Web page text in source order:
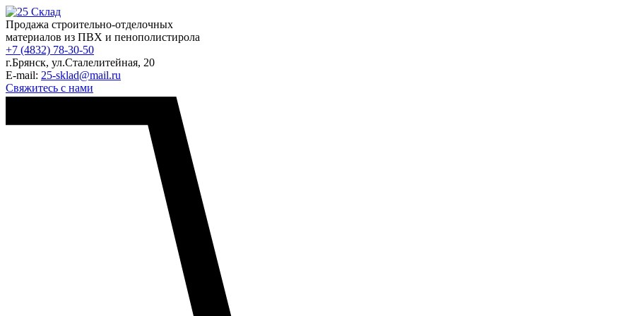
Продажа строительно-отделочных
материалов из ПВХ и пенополистирола
+7 (4832) 78-30-50
г.Брянск, ул.Сталелитейная, 20
E-mail: 25-sklad@mail.ru
Свяжитесь с нами